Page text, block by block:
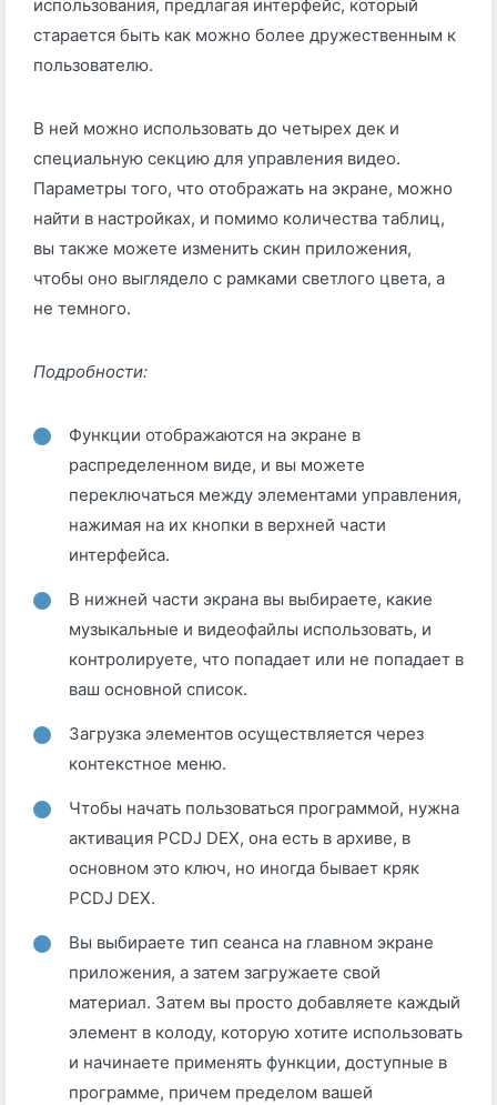
использования, предлагая интерфейс, который
старается быть как можно более дружественным к
пользователю.
В ней можно использовать до четырех дек и
специальную секцию для управления видео.
Параметры того, что отображать на экране, можно
найти в настройках, и помимо количества таблиц,
вы также можете изменить скин приложения,
чтобы оно выглядело с рамками светлого цвета, а
не темного.
Подробности:
Функции отображаются на экране в
распределенном виде, и вы можете
переключаться между элементами управления,
нажимая на их кнопки в верхней части
интерфейса.
В нижней части экрана вы выбираете, какие
музыкальные и видеофайлы использовать, и
контролируете, что попадает или не попадает в
ваш основной список.
Загрузка элементов осуществляется через
контекстное меню.
Чтобы начать пользоваться программой, нужна
активация PCDJ DEX, она есть в архиве, в
основном это ключ, но иногда бывает кряк
PCDJ DEX.
Вы выбираете тип сеанса на главном экране
приложения, а затем загружаете свой
материал. Затем вы просто добавляете каждый
элемент в колоду, которую хотите использовать
и начинаете применять функции, доступные в
программе, причем пределом вашей